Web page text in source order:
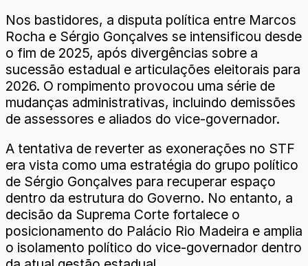
Nos bastidores, a disputa política entre Marcos
Rocha e Sérgio Gonçalves se intensificou desde
o fim de 2025, após divergências sobre a
sucessão estadual e articulações eleitorais para
2026. O rompimento provocou uma série de
mudanças administrativas, incluindo demissões
de assessores e aliados do vice-governador.
A tentativa de reverter as exonerações no STF
era vista como uma estratégia do grupo político
de Sérgio Gonçalves para recuperar espaço
dentro da estrutura do Governo. No entanto, a
decisão da Suprema Corte fortalece o
posicionamento do Palácio Rio Madeira e amplia
o isolamento político do vice-governador dentro